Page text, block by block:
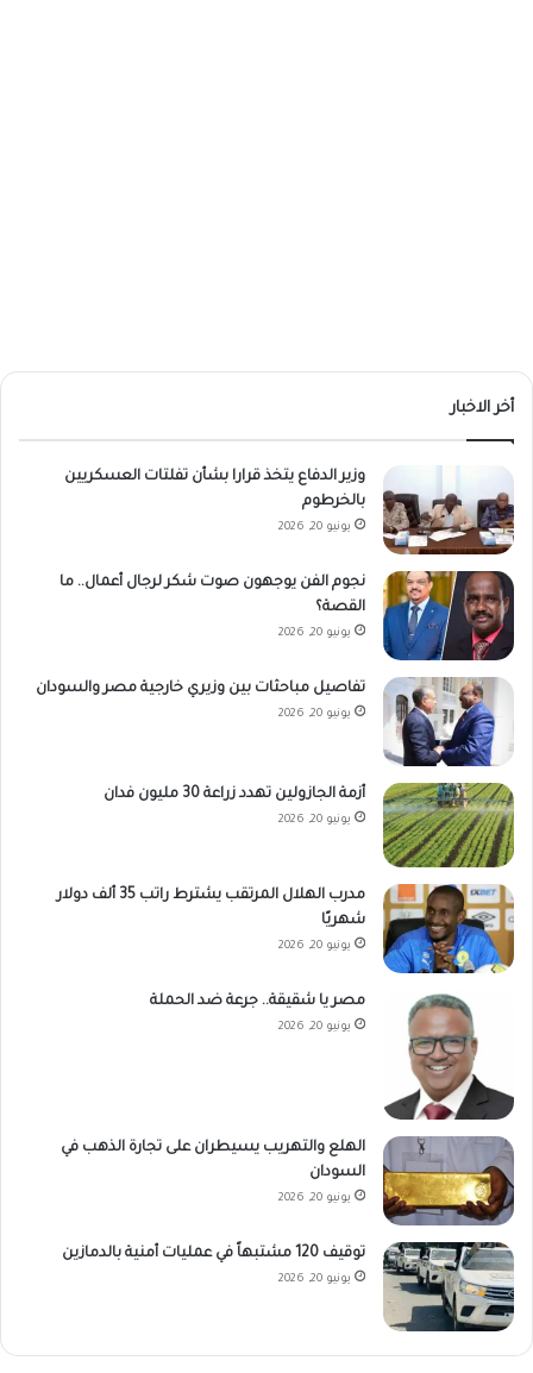
أخر الاخبار
وزير الدفاع يتخذ قرارا بشأن تفلتات العسكريين
بالخرطوم
يونيو 20, 2026
نجوم الفن يوجهون صوت شكر لرجال أعمال.. ما
القصة؟
يونيو 20, 2026
تفاصيل مباحثات بين وزيري خارجية مصر والسودان
يونيو 20, 2026
أزمة الجازولين تهدد زراعة 30 مليون فدان
يونيو 20, 2026
مدرب الهلال المرتقب يشترط راتب 35 ألف دولار
شهريًا
يونيو 20, 2026
مصر يا شقيقة.. جرعة ضد الحملة
يونيو 20, 2026
الهلع والتهريب يسيطران على تجارة الذهب في
السودان
يونيو 20, 2026
توقيف 120 مشتبهاً في عمليات أمنية بالدمازين
يونيو 20, 2026